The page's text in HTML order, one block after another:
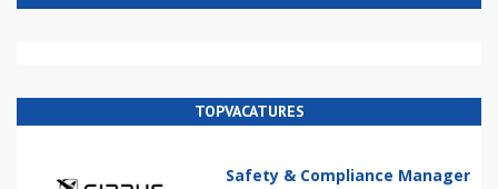
TOPVACATURES
Safety & Compliance Manager